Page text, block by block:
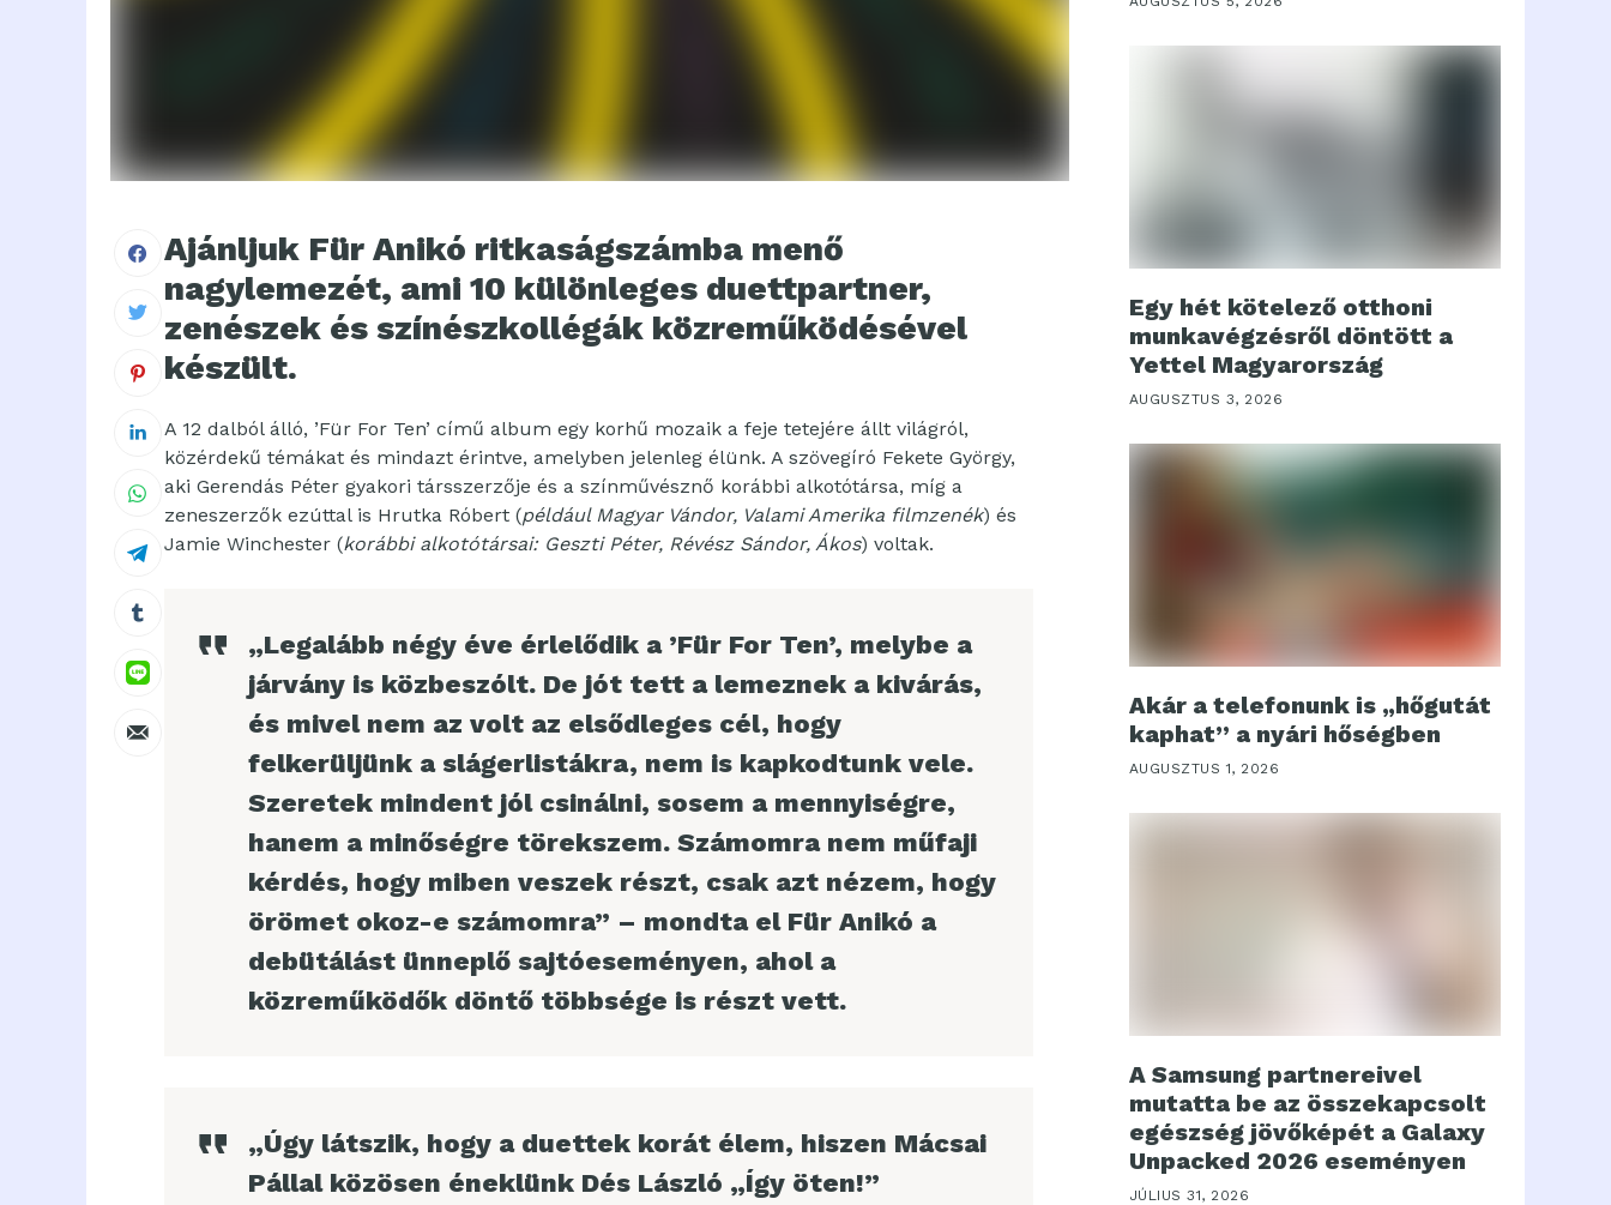
Ajánljuk Für Anikó ritkaságszámba menő
nagylemezét, ami 10 különleges duettpartner,
zenészek és színészkollégák közreműködésével
készült.
A 12 dalból álló, ’Für For Ten’ című album egy korhű mozaik a feje tetejére állt világról,
közérdekű témákat és mindazt érintve, amelyben jelenleg élünk. A szövegíró Fekete György,
aki Gerendás Péter gyakori társszerzője és a színművésznő korábbi alkotótársa, míg a
zeneszerzők ezúttal is Hrutka Róbert (például Magyar Vándor, Valami Amerika filmzenék) és
Jamie Winchester (korábbi alkotótársai: Geszti Péter, Révész Sándor, Ákos) voltak.
„Legalább négy éve érlelődik a ’Für For Ten’, melybe a
járvány is közbeszólt. De jót tett a lemeznek a kivárás,
és mivel nem az volt az elsődleges cél, hogy
felkerüljünk a slágerlistákra, nem is kapkodtunk vele.
Szeretek mindent jól csinálni, sosem a mennyiségre,
hanem a minőségre törekszem. Számomra nem műfaji
kérdés, hogy miben veszek részt, csak azt nézem, hogy
örömet okoz-e számomra” – mondta el Für Anikó a
debütálást ünneplő sajtóeseményen, ahol a
közreműködők döntő többsége is részt vett.
„Úgy látszik, hogy a duettek korát élem, hiszen Mácsai
Pállal közösen éneklünk Dés László „Így öten!”
Egy hét kötelező otthoni
munkavégzésről döntött a
Yettel Magyarország
AUGUSZTUS 3, 2026
Akár a telefonunk is „hőgutát
kaphat” a nyári hőségben
AUGUSZTUS 1, 2026
A Samsung partnereivel
mutatta be az összekapcsolt
egészség jövőképét a Galaxy
Unpacked 2026 eseményen
JÚLIUS 31, 2026